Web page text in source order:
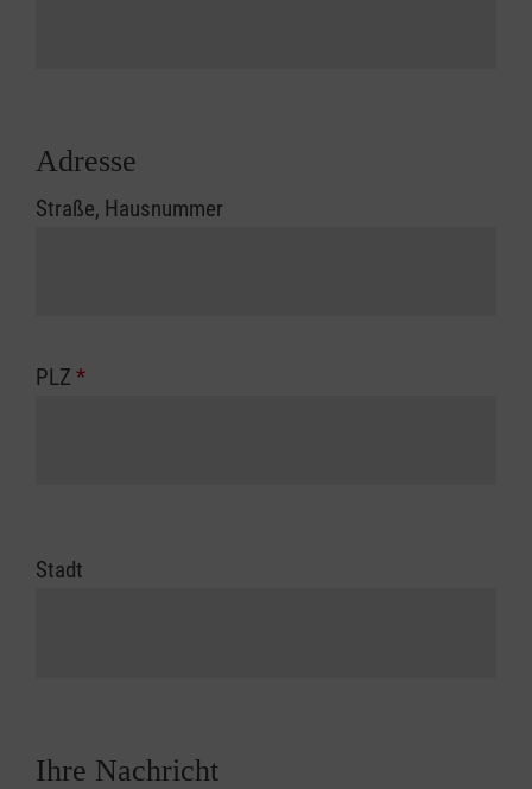
Adresse
Straße, Hausnummer
PLZ *
Stadt
Ihre Nachricht